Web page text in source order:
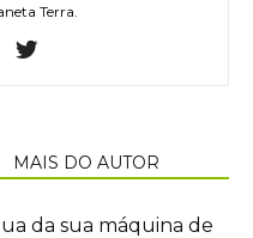
Terra.
MAIS DO AUTOR
da sua máquina de